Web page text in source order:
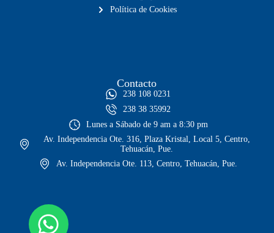
Política de Cookies
Contacto
238 108 0231
238 38 35992
Lunes a Sábado de 9 am a 8:30 pm
Av. Independencia Ote. 316, Plaza Kristal, Local 5, Centro,
Tehuacán, Pue.
Av. Independencia Ote. 113, Centro, Tehuacán, Pue.